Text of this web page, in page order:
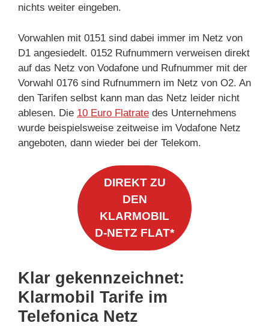
nichts weiter eingeben.
Vorwahlen mit 0151 sind dabei immer im Netz von
D1 angesiedelt. 0152 Rufnummern verweisen direkt
auf das Netz von Vodafone und Rufnummer mit der
Vorwahl 0176 sind Rufnummern im Netz von O2. An
den Tarifen selbst kann man das Netz leider nicht
ablesen. Die 10 Euro Flatrate des Unternehmens
wurde beispielsweise zeitweise im Vodafone Netz
angeboten, dann wieder bei der Telekom.
DIREKT ZU
DEN
KLARMOBIL
D-NETZ FLAT*
Klar gekennzeichnet:
Klarmobil Tarife im
Telefonica Netz